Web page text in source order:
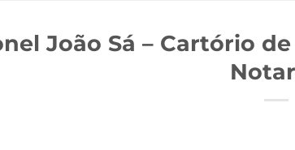
João Sá – Cartório